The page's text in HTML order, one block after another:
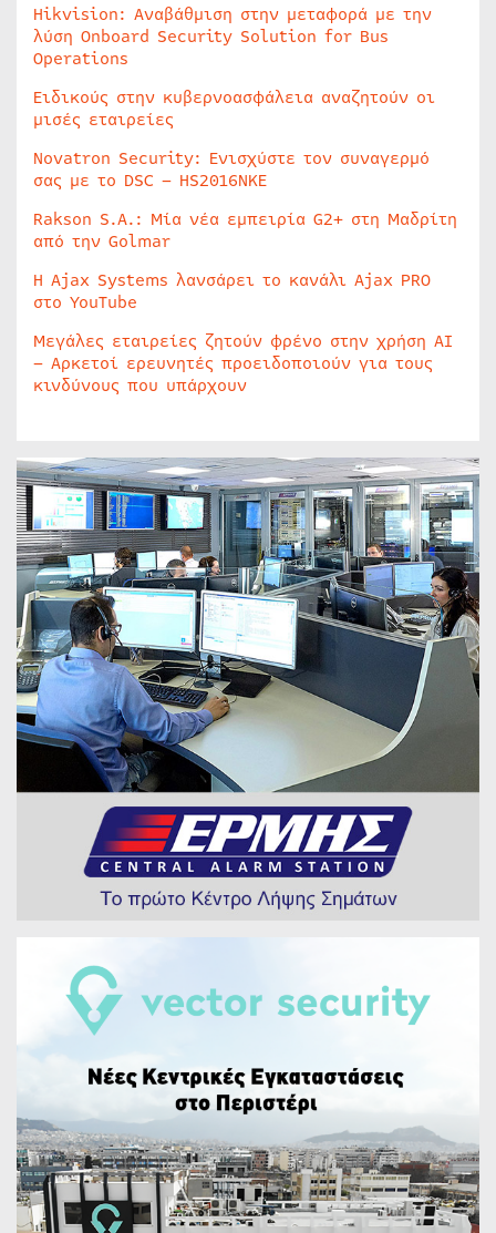
Hikvision: Αναβάθμιση στην μεταφορά με την
λύση Onboard Security Solution for Bus
Operations
Ειδικούς στην κυβερνοασφάλεια αναζητούν οι
μισές εταιρείες
Novatron Security: Ενισχύστε τον συναγερμό
σας με το DSC – HS2016NKE
Rakson S.A.: Μία νέα εμπειρία G2+ στη Μαδρίτη
από την Golmar
Η Ajax Systems λανσάρει το κανάλι Ajax PRO
στο YouTube
Μεγάλες εταιρείες ζητούν φρένο στην χρήση AI
– Αρκετοί ερευνητές προειδοποιούν για τους
κινδύνους που υπάρχουν